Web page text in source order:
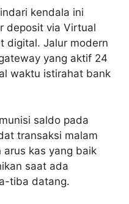
kendala ini
deposit via Virtual
digital. Jalur modern
yang aktif 24
waktu istirahat bank
saldo pada
transaksi malam
arus kas yang baik
saat ada
tiba datang.